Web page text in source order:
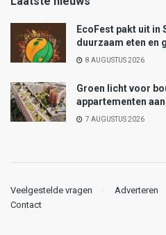
EcoFest pakt uit in
duurzaam eten en
8 AUGUSTUS 2026
Groen licht voor
appartementen
7 AUGUSTUS 2026
Veelgestelde vragen Adverteren
Contact